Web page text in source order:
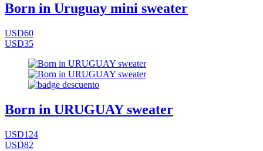
Born in Uruguay mini sweater
USD60
USD35
Born in URUGUAY sweater
USD124
USD82